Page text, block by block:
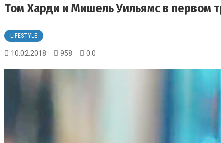
Том Харди и Мишель Уильямс в первом
LIFESTYLE
10.02.2018 958 0.0